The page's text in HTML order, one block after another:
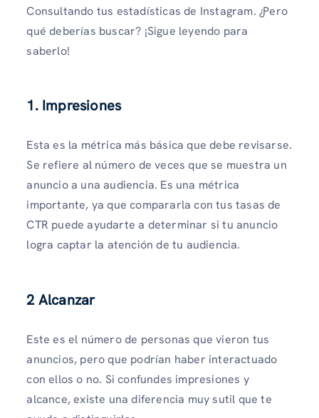
Consultando tus estadísticas de Instagram. ¿Pero
qué deberías buscar? ¡Sigue leyendo para
saberlo!
1. Impresiones
Esta es la métrica más básica que debe revisarse.
Se refiere al número de veces que se muestra un
anuncio a una audiencia. Es una métrica
importante, ya que compararla con tus tasas de
CTR puede ayudarte a determinar si tu anuncio
logra captar la atención de tu audiencia.
2 Alcanzar
Este es el número de personas que vieron tus
anuncios, pero que podrían haber interactuado
con ellos o no. Si confundes impresiones y
alcance, existe una diferencia muy sutil que te